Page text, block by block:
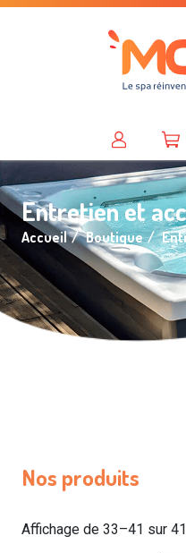
Entretien et
Accueil Boutique
Nos produits
Affichage de 33–41 sur